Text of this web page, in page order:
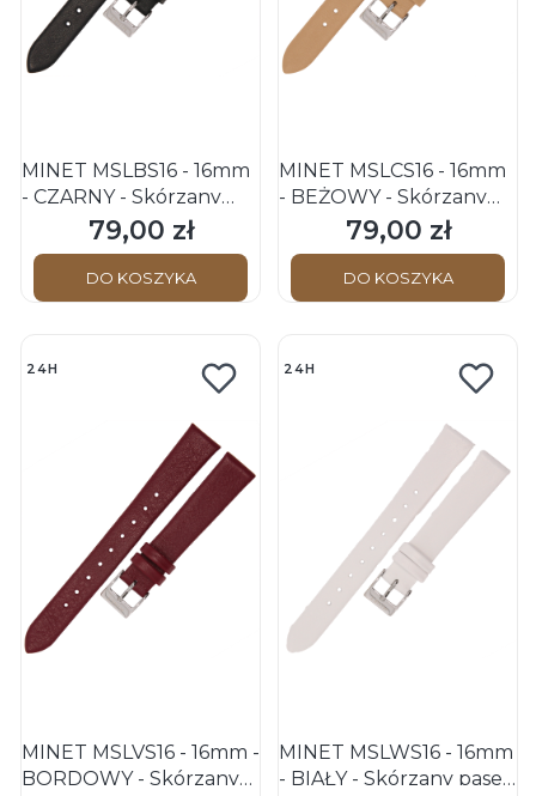
MINET MSLBS16 - 16mm
- CZARNY - Skórzany
pasek do zegarka
Cena
79,00 zł
DO KOSZYKA
MINET MSLCS16 - 16mm
- BEŻOWY - Skórzany
pasek do zegarka
Cena
79,00 zł
DO KOSZYKA
24H
MINET MSLVS16 - 16mm -
BORDOWY - Skórzany
24H
MINET MSLWS16 - 16mm
- BIAŁY - Skórzany pasek